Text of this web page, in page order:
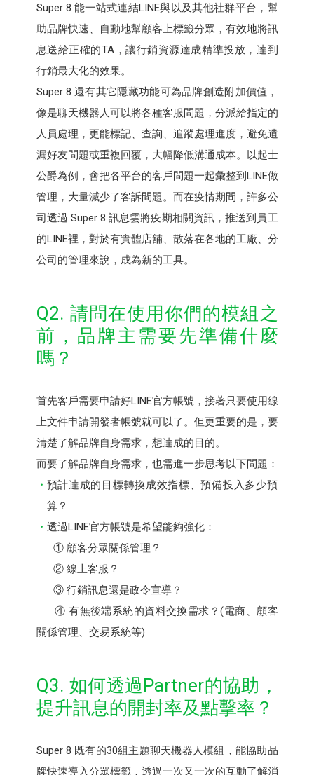
Super 8 能一站式連結LINE與以及其他社群平台，幫
助品牌快速、自動地幫顧客上標籤分眾，有效地將訊
息送給正確的TA，讓行銷資源達成精準投放，達到
行銷最大化的效果。
Super 8 還有其它隱藏功能可為品牌創造附加價值，
像是聊天機器人可以將各種客服問題，分派給指定的
人員處理，更能標記、查詢、追蹤處理進度，避免遺
漏好友問題或重複回覆，大幅降低溝通成本。以起士
公爵為例，會把各平台的客戶問題一起彙整到LINE做
管理，大量減少了客訴問題。而在疫情期間，許多公
司透過 Super 8 訊息雲將疫期相關資訊，推送到員工
的LINE裡，對於有實體店舖、散落在各地的工廠、分
公司的管理來說，成為新的工具。
Q2. 請問在使用你們的模組之
前，品牌主需要先準備什麼
嗎？
首先客戶需要申請好LINE官方帳號，接著只要使用線
上文件申請開發者帳號就可以了。但更重要的是，要
清楚了解品牌自身需求，想達成的目的。
而要了解品牌自身需求，也需進一步思考以下問題：
預計達成的目標轉換成效指標、預備投入多少預
算？
透過LINE官方帳號是希望能夠強化：
① 顧客分眾關係管理？
② 線上客服？
③ 行銷訊息還是政令宣導？
④ 有無後端系統的資料交換需求？(電商、顧客
關係管理、交易系統等)
Q3. 如何透過Partner的協助，
提升訊息的開封率及點擊率？
Super 8 既有的30組主題聊天機器人模組，能協助品
牌快速導入分眾標籤，透過一次又一次的互動了解消